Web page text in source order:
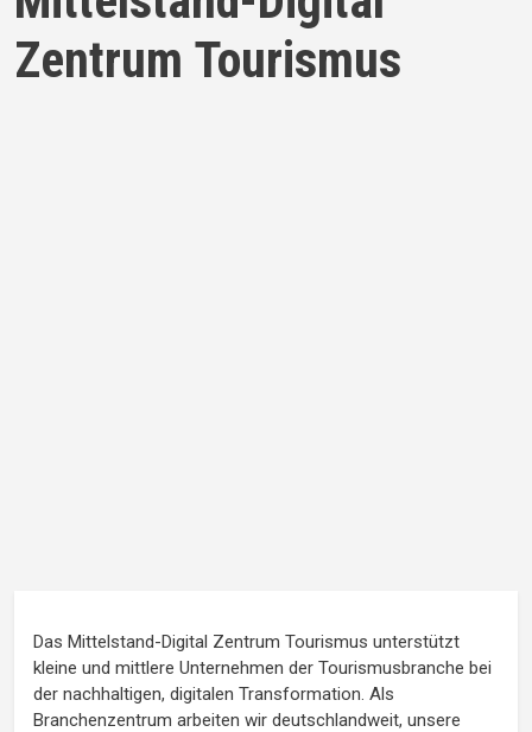
Zentrum Tourismus
Das Mittelstand-Digital Zentrum Tourismus unterstützt
kleine und mittlere Unternehmen der Tourismusbranche bei
der nachhaltigen, digitalen Transformation. Als
Branchenzentrum arbeiten wir deutschlandweit, unsere